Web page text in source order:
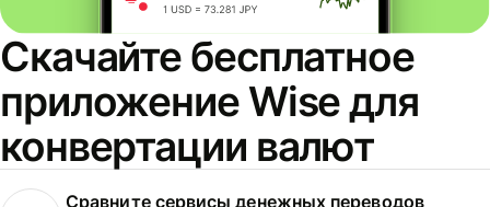
Скачайте бесплатное
приложение Wise для
конвертации валют
Сравните сервисы денежных переводов